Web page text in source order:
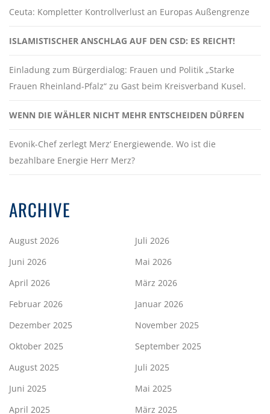
Ceuta: Kompletter Kontrollverlust an Europas Außengrenze
ISLAMISTISCHER ANSCHLAG AUF DEN CSD: ES REICHT!
Einladung zum Bürgerdialog: Frauen und Politik „Starke
Frauen Rheinland-Pfalz“ zu Gast beim Kreisverband Kusel.
WENN DIE WÄHLER NICHT MEHR ENTSCHEIDEN DÜRFEN
Evonik-Chef zerlegt Merz‘ Energiewende. Wo ist die
bezahlbare Energie Herr Merz?
ARCHIVE
August 2026
Juli 2026
Juni 2026
Mai 2026
April 2026
März 2026
Februar 2026
Januar 2026
Dezember 2025
November 2025
Oktober 2025
September 2025
August 2025
Juli 2025
Juni 2025
Mai 2025
April 2025
März 2025